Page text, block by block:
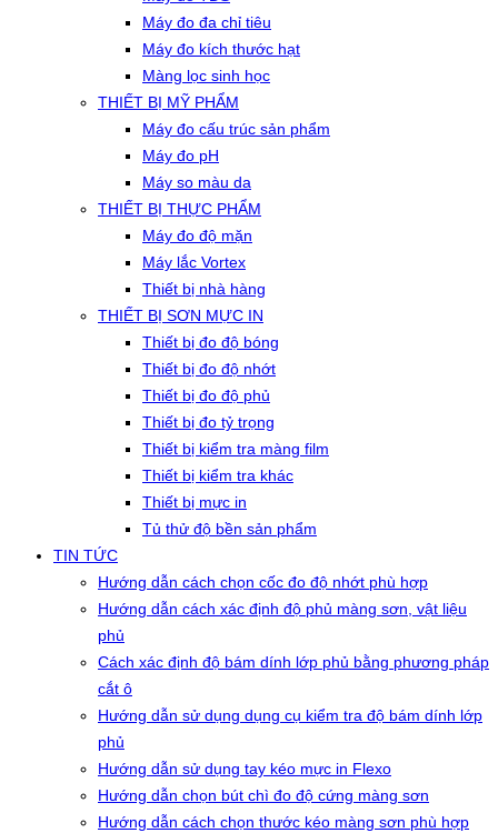
Máy đo đa chỉ tiêu
Máy đo kích thước hạt
Màng lọc sinh học
THIẾT BỊ MỸ PHẨM
Máy đo cấu trúc sản phẩm
Máy đo pH
Máy so màu da
THIẾT BỊ THỰC PHẨM
Máy đo độ mặn
Máy lắc Vortex
Thiết bị nhà hàng
THIẾT BỊ SƠN MỰC IN
Thiết bị đo độ bóng
Thiết bị đo độ nhớt
Thiết bị đo độ phủ
Thiết bị đo tỷ trọng
Thiết bị kiểm tra màng film
Thiết bị kiểm tra khác
Thiết bị mực in
Tủ thử độ bền sản phẩm
TIN TỨC
Hướng dẫn cách chọn cốc đo độ nhớt phù hợp
Hướng dẫn cách xác định độ phủ màng sơn, vật liệu
phủ
Cách xác định độ bám dính lớp phủ bằng phương pháp
cắt ô
Hướng dẫn sử dụng dụng cụ kiểm tra độ bám dính lớp
phủ
Hướng dẫn sử dụng tay kéo mực in Flexo
Hướng dẫn chọn bút chì đo độ cứng màng sơn
Hướng dẫn cách chọn thước kéo màng sơn phù hợp